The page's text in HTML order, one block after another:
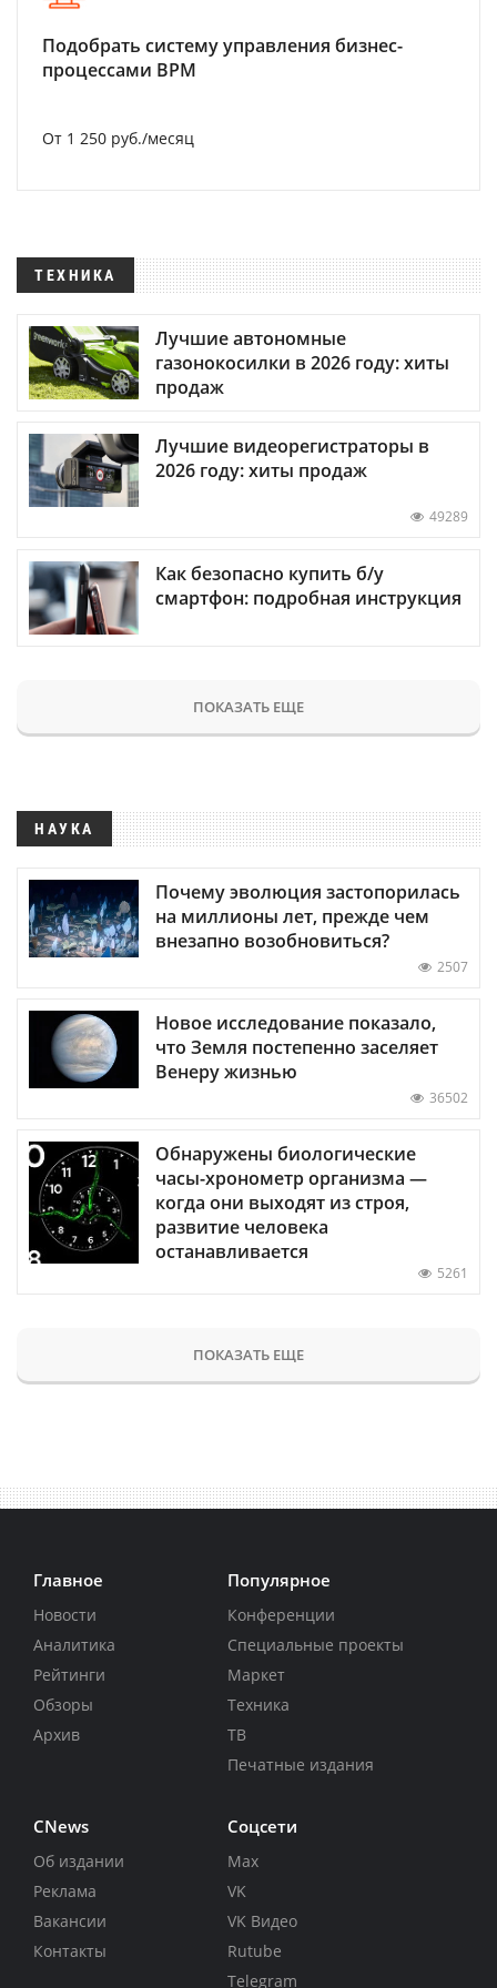
Подобрать систему управления бизнес-
процессами BPM
От 1 250 руб./месяц
ТЕХНИКА
Лучшие автономные
газонокосилки в 2026 году: хиты
продаж
Лучшие видеорегистраторы в
2026 году: хиты продаж
49289
Как безопасно купить б/у
смартфон: подробная инструкция
ПОКАЗАТЬ ЕЩЕ
НАУКА
Почему эволюция застопорилась
на миллионы лет, прежде чем
внезапно возобновиться?
2507
Новое исследование показало,
что Земля постепенно заселяет
Венеру жизнью
36502
Обнаружены биологические
часы-хронометр организма —
когда они выходят из строя,
развитие человека
останавливается
5261
ПОКАЗАТЬ ЕЩЕ
Главное
Новости
Аналитика
Рейтинги
Обзоры
Архив
Популярное
Конференции
Специальные проекты
Маркет
Техника
ТВ
Печатные издания
CNews
Об издании
Реклама
Вакансии
Контакты
Соцсети
Max
VK
VK Видео
Rutube
Telegram